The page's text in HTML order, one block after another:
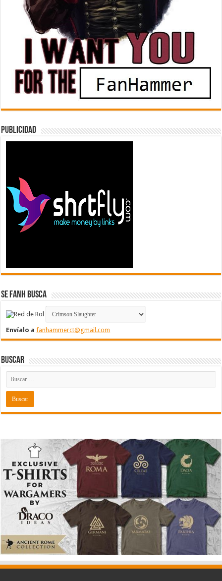
Publicidad
Se FanH Busca
Envíalo afanhammerct@gmail.com
Buscar